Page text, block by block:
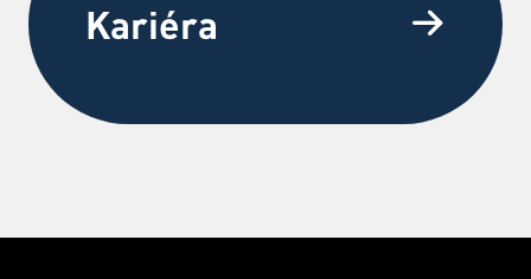
Kariéra